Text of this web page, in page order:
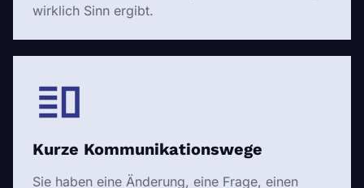
wirklich Sinn ergibt.
Kurze Kommunikationswege
Sie haben eine Änderung, eine Frage, einen